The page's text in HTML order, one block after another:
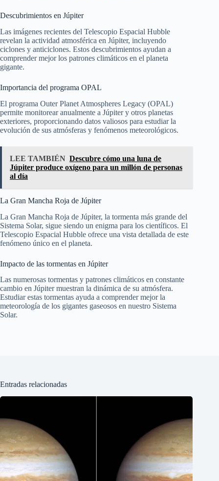
Descubrimientos en Júpiter
Las imágenes recientes del Telescopio Espacial Hubble
revelan la actividad atmosférica en Júpiter, incluyendo
ciclones y anticiclones. Estos descubrimientos ayudan a
comprender mejor los patrones climáticos en el planeta
gigante.
Importancia del programa OPAL
El programa Outer Planet Atmospheres Legacy (OPAL)
permite monitorear anualmente a Júpiter y otros planetas
exteriores, proporcionando datos valiosos para estudiar la
evolución de sus atmósferas y fenómenos meteorológicos.
LEE TAMBIÉN Descubre cómo una luna de
Júpiter produce oxígeno para un millón de personas
al día
La Gran Mancha Roja de Júpiter
La Gran Mancha Roja de Júpiter, la tormenta más grande del
Sistema Solar, sigue siendo un enigma para los científicos. El
Telescopio Espacial Hubble ofrece una vista detallada de este
fenómeno único en el planeta.
Impacto de las tormentas en Júpiter
Las numerosas tormentas y patrones climáticos en constante
cambio en Júpiter muestran la dinámica de su atmósfera.
Estudiar estas tormentas ayuda a comprender mejor la
meteorología de los gigantes gaseosos en nuestro Sistema
Solar.
Entradas relacionadas